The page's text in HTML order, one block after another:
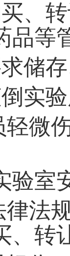
、
品等
储
实
轻微
验室
法
、转